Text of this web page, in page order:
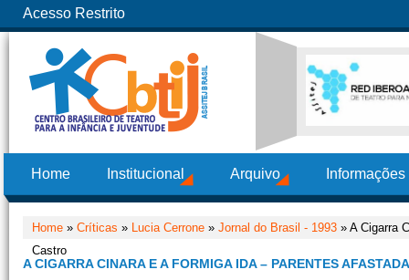
Acesso Restrito
Home Institucional Arquivo
Home » Críticas » Lucia Cerrone » Jornal do Brasil - 1993 » A Cigarra
Castro
A CIGARRA CINARA E A FORMIGA IDA – PARENTES